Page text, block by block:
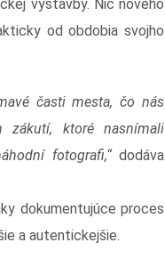
výstavby. Nič nového
od obdobia svojho
časti mesta, čo nás
zákutí, ktoré nasnímali
fotografi,“ dodáva
dokumentujúce proces
a autentickejšie.